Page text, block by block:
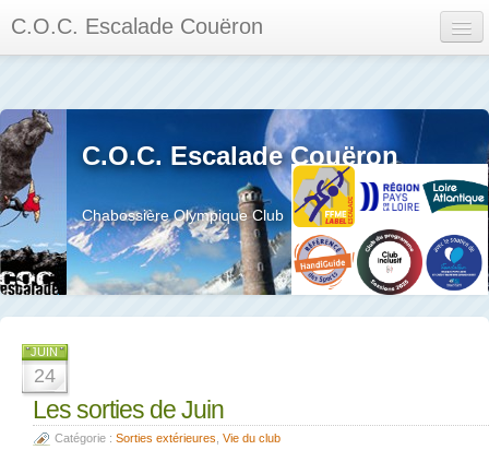
C.O.C. Escalade Couëron
Calendrier des événements et des compétitions
Les membres
Les séances
Privée
La salle et le mur
C.O.C. Escalade Couëron
Chabossière Olympique Club
JUIN
24
Les sorties de Juin
Catégorie : Sorties extérieures Vie du club